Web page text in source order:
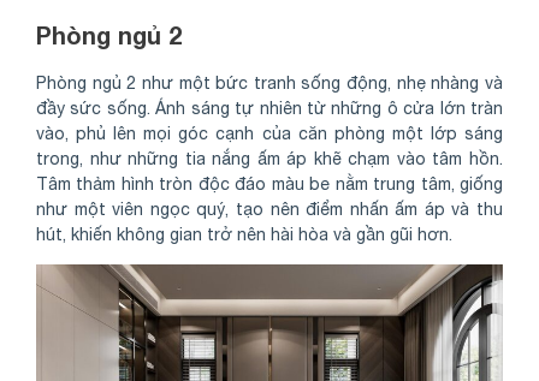
Phòng ngủ 2
Phòng ngủ 2 như một bức tranh sống động, nhẹ nhàng và
đầy sức sống. Ánh sáng tự nhiên từ những ô cửa lớn tràn
vào, phủ lên mọi góc cạnh của căn phòng một lớp sáng
trong, như những tia nắng ấm áp khẽ chạm vào tâm hồn.
Tâm thảm hình tròn độc đáo màu be nằm trung tâm, giống
như một viên ngọc quý, tạo nên điểm nhấn ấm áp và thu
hút, khiến không gian trở nên hài hòa và gần gũi hơn.